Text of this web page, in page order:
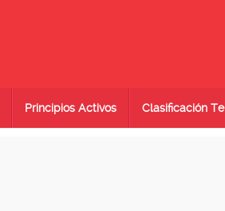
Principios Activos Clasificación